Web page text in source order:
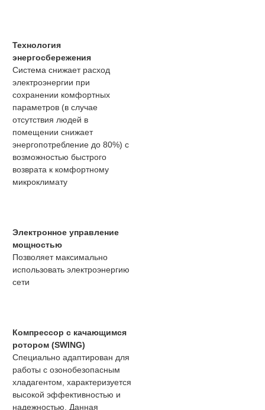
Технология
энергосбережения
Система снижает расход
электроэнергии при
сохранении комфортных
параметров (в случае
отсутствия людей в
помещении снижает
энергопотребление до 80%) с
возможностью быстрого
возврата к комфортному
микроклимату
Электронное управление
мощностью
Позволяет максимально
использовать электроэнергию
сети
Компрессор с качающимся
ротором (SWING)
Специально адаптирован для
работы с озонобезопасным
хладагентом, характеризуется
высокой эффективностью и
надежностью. Данная